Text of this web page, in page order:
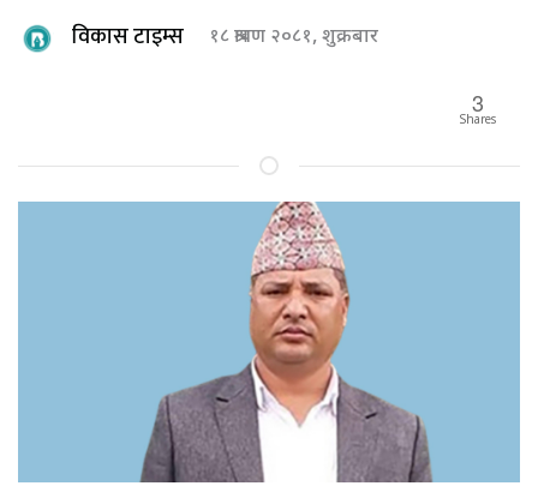
विकास टाइम्स १८ श्रावण २०८१, शुक्रबार
3
Shares